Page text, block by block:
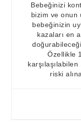
Bebeğinizi
bizim ve onun
bebeğinizin
kazaları en
Özellikle
riski